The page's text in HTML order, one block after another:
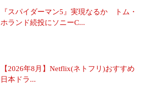
『スパイダーマン5』実現なるか トム・
ホランド続投にソニーC...
【2026年8月】Netflix(ネトフリ)おすすめ
日本ドラ...